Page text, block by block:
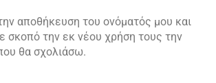
αποθήκευση του ονόματός μου και
σκοπό την εκ νέου χρήση τους την
θα σχολιάσω.